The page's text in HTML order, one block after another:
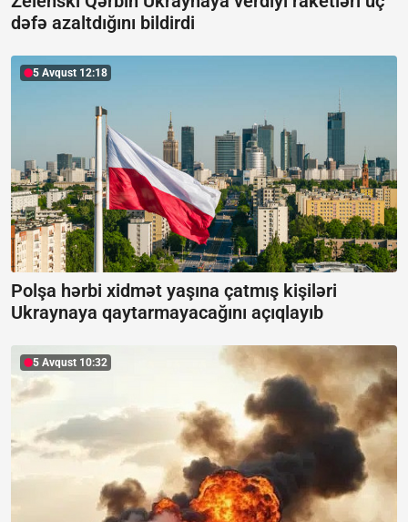
dəfə azaltdığını bildirdi
5 Avqust 12:18
Polşa hərbi xidmət yaşına çatmış kişiləri
Ukraynaya qaytarmayacağını açıqlayıb
5 Avqust 10:32